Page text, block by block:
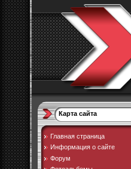
Карта сайта
Главная страница
Информация о сайте
Форум